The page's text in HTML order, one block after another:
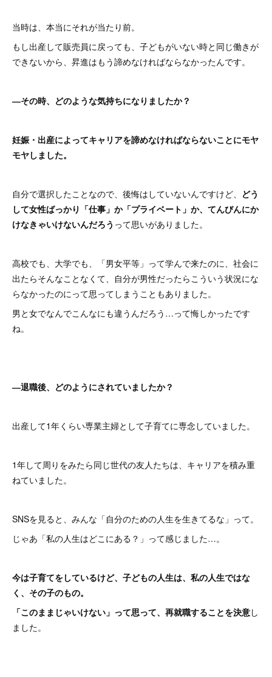
当時は、本当にそれが当たり前。
もし出産して販売員に戻っても、子どもがいない時と同じ働きが
できないから、昇進はもう諦めなければならなかったんです。
―その時、どのような気持ちになりましたか？
妊娠・出産によってキャリアを諦めなければならないことにモヤ
モヤしました。
自分で選択したことなので、後悔はしていないんですけど、 どう
して女性ばっかり「仕事」か「プライベート」か、てんびんにか
けなきゃいけないんだろう って思いがありました。
高校でも、大学でも、「男女平等」って学んで来たのに、社会に
出たらそんなことなくて、自分が男性だったらこういう状況にな
らなかったのにって思ってしまうこともありました。
男と女でなんでこんなにも違うんだろう…って悔しかったです
ね。
―退職後、どのようにされていましたか？
出産して1年くらい専業主婦として子育てに専念していました。
1年して周りをみたら同じ世代の友人たちは、キャリアを積み重
ねていました。
SNSを見ると、みんな「自分のための人生を生きてるな」って。
じゃあ「私の人生はどこにある？」って感じました…。
今は子育てをしているけど、子どもの人生は、私の人生ではな
く、その子のもの。
「このままじゃいけない」って思って、再就職することを決意し
ました。